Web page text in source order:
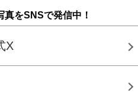
をSNSで発信中！
X